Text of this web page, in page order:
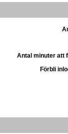
Antal minuter att
Förbli